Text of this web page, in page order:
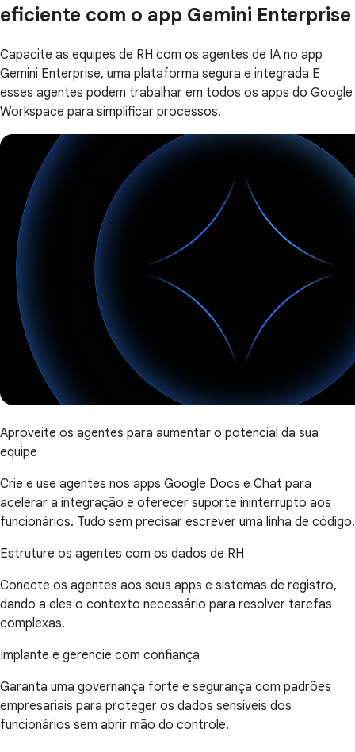
eficiente com o app Gemini Enterprise
Capacite as equipes de RH com os agentes de IA no app
Gemini Enterprise, uma plataforma segura e integrada E
esses agentes podem trabalhar em todos os apps do Google
Workspace para simplificar processos.
Aproveite os agentes para aumentar o potencial da sua
equipe
Crie e use agentes nos apps Google Docs e Chat para
acelerar a integração e oferecer suporte ininterrupto aos
funcionários. Tudo sem precisar escrever uma linha de código.
Estruture os agentes com os dados de RH
Conecte os agentes aos seus apps e sistemas de registro,
dando a eles o contexto necessário para resolver tarefas
complexas.
Implante e gerencie com confiança
Garanta uma governança forte e segurança com padrões
empresariais para proteger os dados sensíveis dos
funcionários sem abrir mão do controle.